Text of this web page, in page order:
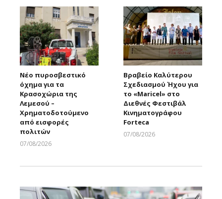
Νέο πυροσβεστικό
όχημα για τα
Κρασοχώρια της
Λεμεσού –
Χρηματοδοτούμενο
από εισφορές
πολιτών
07/08/2026
Βραβείο Καλύτερου
Σχεδιασμού Ήχου για
το «Maricel» στο
Διεθνές Φεστιβάλ
Κινηματογράφου
Forteca
07/08/2026